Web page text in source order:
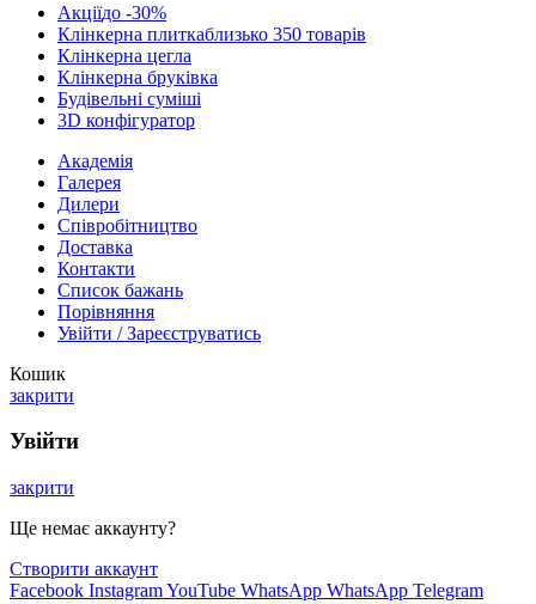
Акціїдо -30%
Клінкерна плиткаблизько 350 товарів
Клінкерна цегла
Клінкерна бруківка
Будівельні суміші
3D конфігуратор
Академія
Галерея
Дилери
Cпівробітництво
Доставка
Контакти
Список бажань
Порівняння
Увійти / Зареєструватись
Кошик
закрити
Увійти
закрити
Ще немає аккаунту?
Створити аккаунт
Facebook InstagramYouTube WhatsApp WhatsApp Telegram